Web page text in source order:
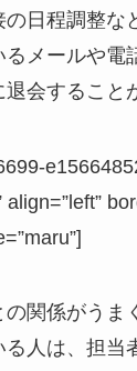
日程調整な
るメールや電
会すること
align=”left”
関係がうま
人は、担当